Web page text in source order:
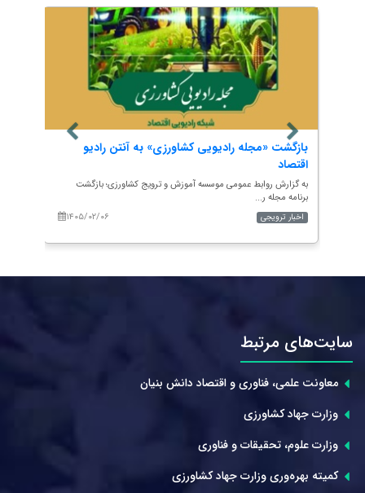
بازگشت «مجله رادیویی کشاورزی» به آنتن رادیو
اقتصاد
به گزارش روابط عمومی موسسه آموزش و ترویج کشاورزی؛ بازگشت
برنامه مجله ر...
۱۴۰۵/۰۲/۰۶
اخبار ترویجی
سایت‌های مرتبط
معاونت علمی، فناوری و اقتصاد دانش بنیان
وزارت جهاد کشاورزی
وزارت علوم، تحقیقات و فناوری
کمیته بهره‌وری وزارت جهاد کشاورزی